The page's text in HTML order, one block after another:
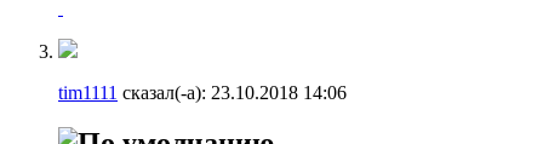
tim1111 сказал(-а): 23.10.2018 14:06